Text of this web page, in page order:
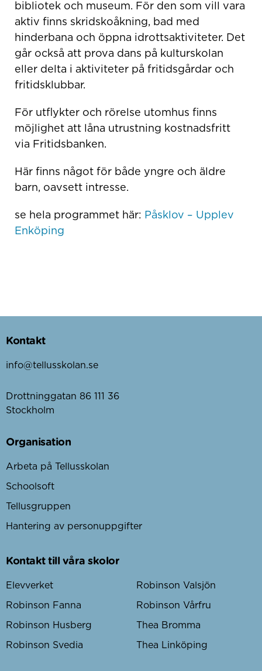
bibliotek och museum. För den som vill vara
aktiv finns skridskoåkning, bad med
hinderbana och öppna idrottsaktiviteter. Det
går också att prova dans på kulturskolan
eller delta i aktiviteter på fritidsgårdar och
fritidsklubbar.
För utflykter och rörelse utomhus finns
möjlighet att låna utrustning kostnadsfritt
via Fritidsbanken.
Här finns något för både yngre och äldre
barn, oavsett intresse.
se hela programmet här: Påsklov – Upplev
Enköping
Kontakt
info@tellusskolan.se
Drottninggatan 86 111 36
Stockholm
Organisation
Arbeta på Tellusskolan
Schoolsoft
Tellusgruppen
Hantering av personuppgifter
Kontakt till våra skolor
Elevverket
Robinson Fanna
Robinson Husberg
Robinson Svedia
Robinson Valsjön
Robinson Vårfru
Thea Bromma
Thea Linköping